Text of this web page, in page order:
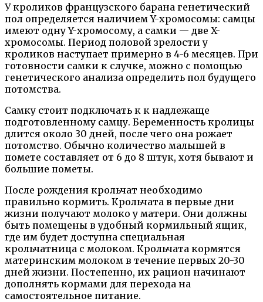
У кроликов французского барана генетический
пол определяется наличием Y-хромосомы: самцы
имеют одну Y-хромосому, а самки — две X-
хромосомы. Период половой зрелости у
кроликов наступает примерно в 4-6 месяцев. При
готовности самки к случке, можно с помощью
генетического анализа определить пол будущего
потомства.
Самку стоит подключать к к надлежаще
подготовленному самцу. Беременность кролицы
длится около 30 дней, после чего она рожает
потомство. Обычно количество малышей в
помете составляет от 6 до 8 штук, хотя бывают и
большие пометы.
После рождения крольчат необходимо
правильно кормить. Крольчата в первые дни
жизни получают молоко у матери. Они должны
быть помещены в удобный кормильный ящик,
где им будет доступна специальная
крольчатница с молоком. Крольчата кормятся
материнским молоком в течение первых 20-30
дней жизни. Постепенно, их рацион начинают
дополнять кормами для перехода на
самостоятельное питание.